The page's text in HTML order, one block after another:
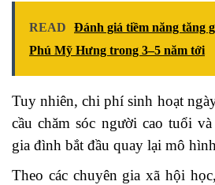
READ
Đánh giá tiềm năng tăng
Phú Mỹ Hưng trong 3–5 năm tới
Tuy nhiên, chi phí sinh hoạt
cầu chăm sóc người cao tuổi
gia đình bắt đầu quay lại mô
Theo các chuyên gia xã hội